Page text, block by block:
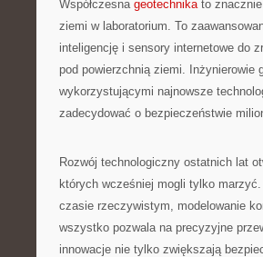
Współczesna geotechnikato znacznie
ziemi w laboratorium. To
inteligencję i sensory internetowe do
pod powierzchnią ziemi.
wykorzystującymi najnowsze
zadecydować o bezpieczeństwie
Rozwój technologiczny ostatnich lat
których wcześniej mogli tylko
czasie rzeczywistym, modelowanie
wszystko pozwala na precyzyjne
innowacje nie tylko zwiększają